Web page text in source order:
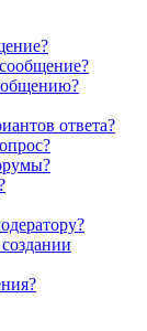
ответа?